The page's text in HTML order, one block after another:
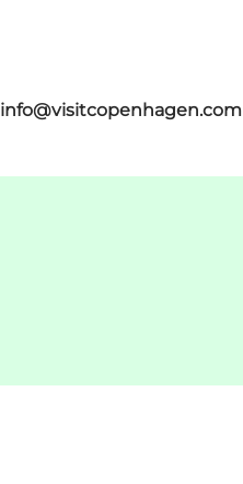
info@visitcopenhagen.com